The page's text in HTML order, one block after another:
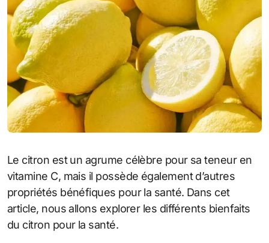
Le citron est un agrume célèbre pour sa teneur en
vitamine C, mais il possède également d’autres
propriétés bénéfiques pour la santé. Dans cet
article, nous allons explorer les différents bienfaits
du citron pour la santé.